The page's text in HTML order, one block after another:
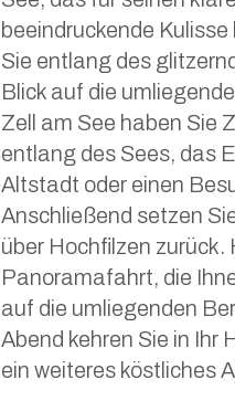
beeindruckende
Sie entlang des
Blick auf die
Zell am See haben Sie
entlang des Sees, das
Altstadt oder einen
Anschließend setzen
über Hochfilzen
Panoramafahrt, die
auf die umliegenden
Abend kehren Sie in Ihr
ein weiteres köstliches